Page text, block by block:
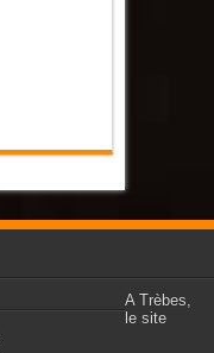
A Trèbes,
le site